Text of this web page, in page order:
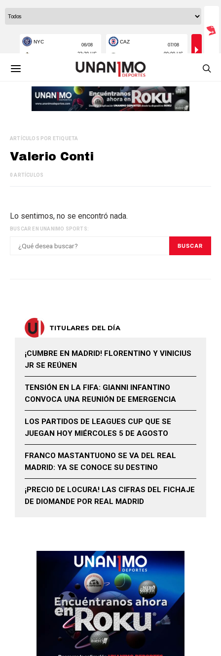
ARTÍCULOS POR ETIQUETA
Valerio Conti
0 ARTÍCULOS
Lo sentimos, no se encontró nada.
BUSCAR EN UNANIMO SPORTS:
BUSCAR
TITULARES DEL DÍA
¡CUMBRE EN MADRID! FLORENTINO Y VINICIUS
JR SE REÚNEN
TENSIÓN EN LA FIFA: GIANNI INFANTINO
CONVOCA UNA REUNIÓN DE EMERGENCIA
LOS PARTIDOS DE LEAGUES CUP QUE SE
JUEGAN HOY MIÉRCOLES 5 DE AGOSTO
FRANCO MASTANTUONO SE VA DEL REAL
MADRID: YA SE CONOCE SU DESTINO
¡PRECIO DE LOCURA! LAS CIFRAS DEL FICHAJE
DE DIOMANDE POR REAL MADRID